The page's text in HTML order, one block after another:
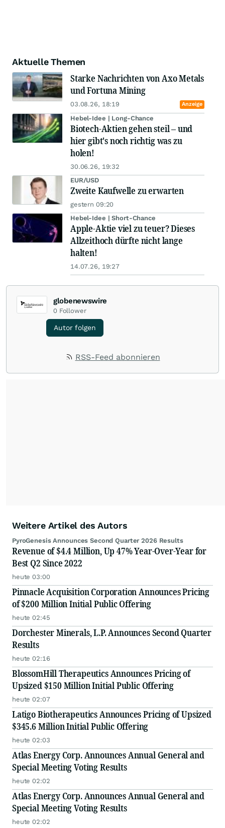
Aktuelle Themen
Starke Nachrichten von Axo Metals
und Fortuna Mining
03.08.26, 18:19 Anzeige
Hebel-Idee | Long-Chance
Biotech-Aktien gehen steil – und
hier gibt's noch richtig was zu
holen!
30.06.26, 19:32
EUR/USD
Zweite Kaufwelle zu erwarten
gestern 09:20
Hebel-Idee | Short-Chance
Apple-Aktie viel zu teuer? Dieses
Allzeithoch dürfte nicht lange
halten!
14.07.26, 19:27
globenewswire
0 Follower
Autor folgen
RSS-Feed abonnieren
Weitere Artikel des Autors
PyroGenesis Announces Second Quarter 2026 Results
Revenue of $4.4 Million, Up 47% Year-Over-Year for
Best Q2 Since 2022
heute 03:00
Pinnacle Acquisition Corporation Announces Pricing
of $200 Million Initial Public Offering
heute 02:45
Dorchester Minerals, L.P. Announces Second Quarter
Results
heute 02:16
BlossomHill Therapeutics Announces Pricing of
Upsized $150 Million Initial Public Offering
heute 02:07
Latigo Biotherapeutics Announces Pricing of Upsized
$345.6 Million Initial Public Offering
heute 02:03
Atlas Energy Corp. Announces Annual General and
Special Meeting Voting Results
heute 02:02
Atlas Energy Corp. Announces Annual General and
Special Meeting Voting Results
heute 02:02